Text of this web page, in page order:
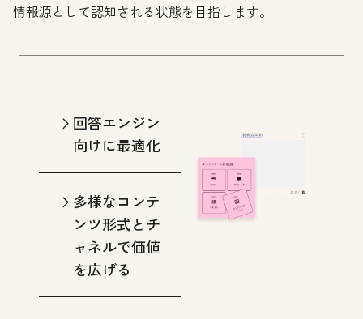
情報源として認知される状態を目指します。
回答エンジン
向けに最適化
多様なコンテ
ンツ形式とチ
ャネルで価値
を広げる